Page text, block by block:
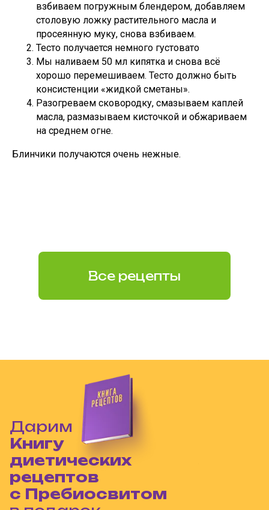
взбиваем погружным блендером, добавляем
столовую ложку растительного масла и
просеянную муку, снова взбиваем.
Тесто получается немного густовато
Мы наливаем 50 мл кипятка и снова всё
хорошо перемешиваем. Тесто должно быть
консистенции «жидкой сметаны».
Разогреваем сковородку, смазываем каплей
масла, размазываем кисточкой и обжариваем
на среднем огне.
Блинчики получаются очень нежные.
Все рецепты
Дарим
Книгу
диетических
рецептов
с Пребиосвитом